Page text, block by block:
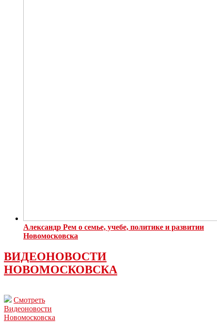
Александр Рем о семье, учебе, политике и развитии
Новомосковска
ВИДЕОНОВОСТИ
НОВОМОСКОВСКА
Смотреть
Видеоновости
Новомосковска